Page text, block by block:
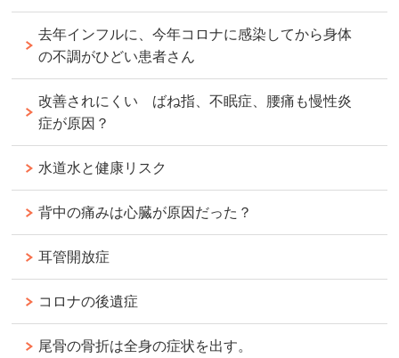
去年インフルに、今年コロナに感染してから身体
の不調がひどい患者さん
改善されにくい ばね指、不眠症、腰痛も慢性炎
症が原因？
水道水と健康リスク
背中の痛みは心臓が原因だった？
耳管開放症
コロナの後遺症
尾骨の骨折は全身の症状を出す。